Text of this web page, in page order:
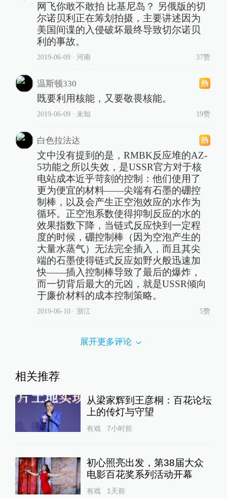
网飞你敢不敢拍 比基尼岛？ 另俄版的切
尔诺贝利正在筹划拍摄，主要讲述因为
美国间谍的入侵破坏最终导致切尔诺贝
利的事故。
2019-06-09∙ 河南 37赞
温斯顿330
既要利用核能，又要敬畏核能。
2019-06-09∙ 未知 19赞
白色拉法达
文中没有提到的是，RMBK反应堆的AZ-
5功能之所以失效，是USSR官方对于核
电站成本近乎苛刻的控制：他们使用了
更为便宜的材料——尖端有石墨的硼控
制棒，以及会产生正空泡效应的水作为
循环。正空泡系数使得抑制反应的水的
效果指数下降，当链式反应快到一定程
度的时候，硼控制棒（因为空泡产生的
大量水蒸气）无法完全插入，而且其尖
端的石墨使得链式反应如野火般迅速加
快——插入控制棒导致了最后的爆炸，
而一切背后最大的元凶，就是USSR倾向
于廉价材料的成本控制策略。
2019-06-10∙ 浙江 5赞
展开更多评论
相关推荐
从梁家辉到王彦桐：百花论坛
上的传灯与守望
有戏 7小时前
初心照亮出发，第38届大众
电影百花奖系列活动开幕
有戏 1天前